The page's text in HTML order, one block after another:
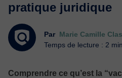
pratique juridique
Par Marie Camille
Temps de lecture : 2 min.
Comprendre ce qu’est la